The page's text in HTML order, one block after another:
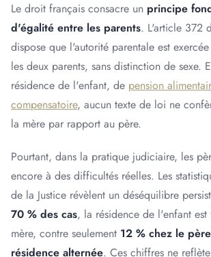
Le droit français consacre un principe
d'égalité entre les parents. L'article 372
dispose que l'autorité parentale est
les deux parents, sans distinction de sexe.
résidence de l'enfant, de pension
compensatoire, aucun texte de loi ne
la mère par rapport au père.
Pourtant, dans la pratique judiciaire, les
encore à des difficultés réelles. Les
de la Justice révèlent un déséquilibre
70 % des cas, la résidence de l'enfant est
mère, contre seulement 12 % chez le père
résidence alternée. Ces chiffres ne